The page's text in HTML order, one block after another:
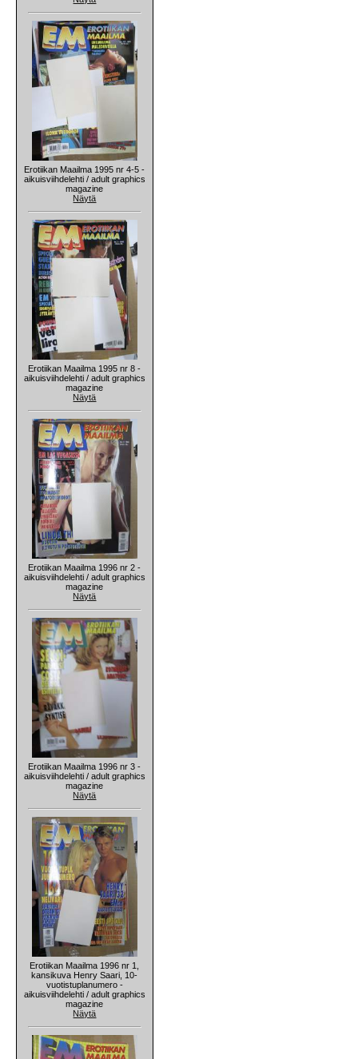
Erotiikan Maailma 1995 nr 4-5 -
aikuisviihdelehti / adult graphics
magazine
Näytä
Erotiikan Maailma 1995 nr 8 -
aikuisviihdelehti / adult graphics
magazine
Näytä
Erotiikan Maailma 1996 nr 2 -
aikuisviihdelehti / adult graphics
magazine
Näytä
Erotiikan Maailma 1996 nr 3 -
aikuisviihdelehti / adult graphics
magazine
Näytä
Erotiikan Maailma 1996 nr 1,
kansikuva Henry Saari, 10-
vuotistuplanumero -
aikuisviihdelehti / adult graphics
magazine
Näytä